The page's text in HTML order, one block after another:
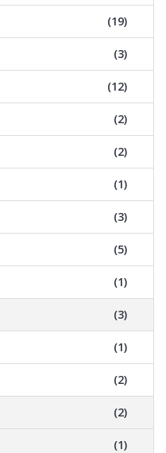
(19)
(3)
(12)
(2)
(2)
(1)
(3)
(5)
(1)
(3)
(1)
(2)
(2)
(1)